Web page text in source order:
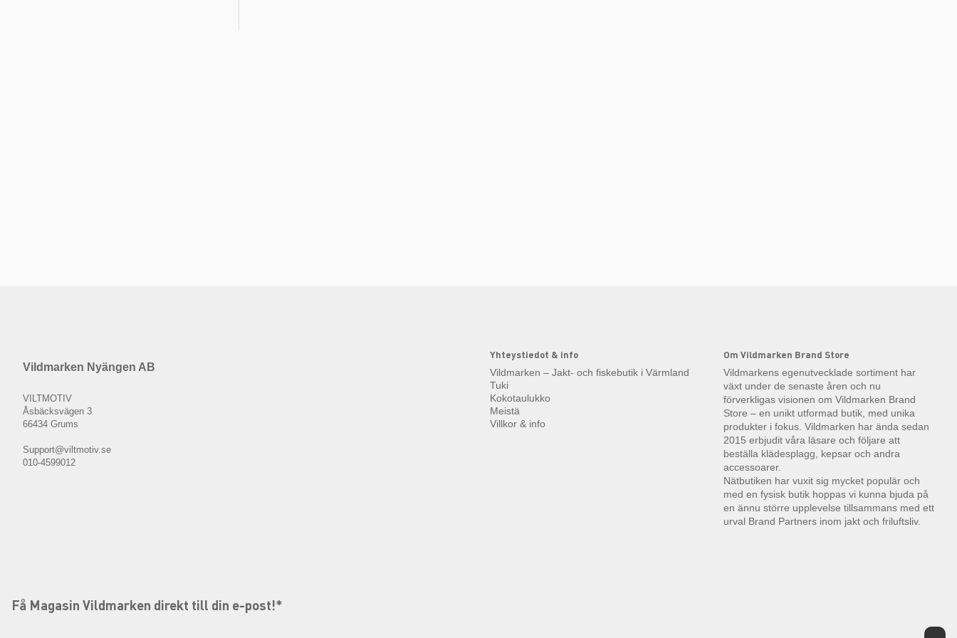
Vildmarken Nyängen AB
VILTMOTIV
Åsbäcksvägen 3
66434 Grums
Support@viltmotiv.se
010-4599012
Yhteystiedot & info
Vildmarken – Jakt- och fiskebutik i Värmland
Tuki
Kokotaulukko
Meistä
Villkor & info
Om Vildmarken Brand Store
Vildmarkens egenutvecklade sortiment har
växt under de senaste åren och nu
förverkligas visionen om Vildmarken Brand
Store – en unikt utformad butik, med unika
produkter i fokus. Vildmarken har ända sedan
2015 erbjudit våra läsare och följare att
beställa klädesplagg, kepsar och andra
accessoarer.
Nätbutiken har vuxit sig mycket populär och
med en fysisk butik hoppas vi kunna bjuda på
en ännu större upplevelse tillsammans med ett
urval Brand Partners inom jakt och friluftsliv.
Få Magasin Vildmarken direkt till din e-post!*